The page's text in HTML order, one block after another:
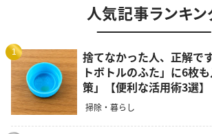
人気記事ランキン
1
捨てなかった人、正解で
トボトルのふた」に6枚
策」【便利な活用術3選】
掃除・暮らし